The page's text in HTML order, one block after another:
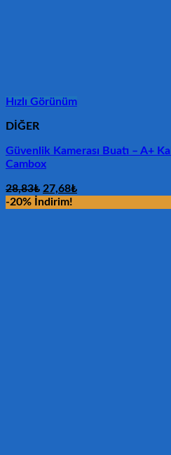
Hızlı Görünüm
DİĞER
Güvenlik Kamerası Buatı – A+
Cambox
28,83₺ Orijinal
fiyat:
27,68₺Şu
-20% İndirim!